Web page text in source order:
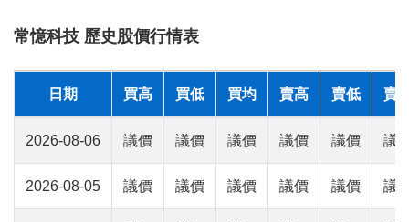
常憶科技 歷史股價行情表
日期 買高 買低 買均 賣高 賣低 賣
2026-08-06 議價 議價 議價 議價 議價 議
2026-08-05 議價 議價 議價 議價 議價 議